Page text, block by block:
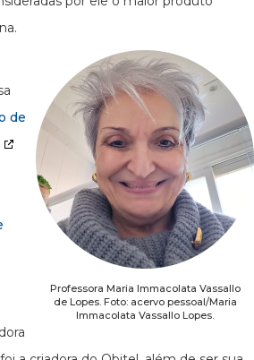
Professora Maria Immacolata Vassallo
de Lopes. Foto: acervo pessoal/Maria
Immacolata Vassallo Lopes.
de